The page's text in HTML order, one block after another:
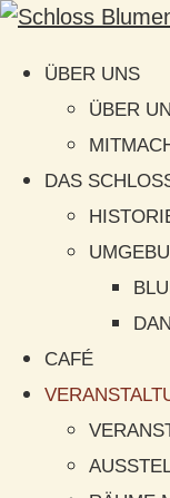
ÜBER UNS
ÜBER
DAS
CAFÉ